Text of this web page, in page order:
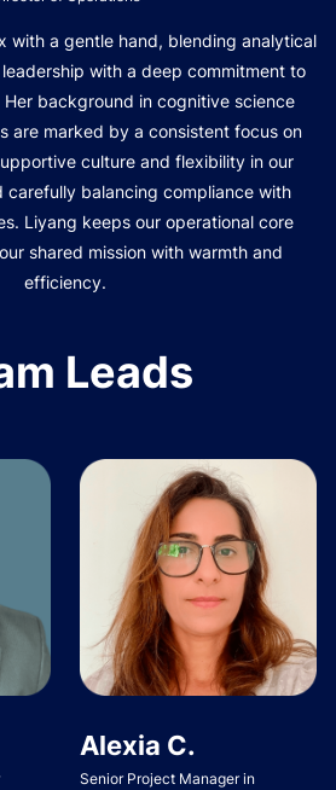
with a gentle hand, blending analytical
with a deep commitment to
background in cognitive science
are marked by a consistent focus on
culture and flexibility in our
carefully balancing compliance with
Liyang keeps our operational core
shared mission with warmth and
efficiency.
Leads
Alexia C.
Senior Project Manager in